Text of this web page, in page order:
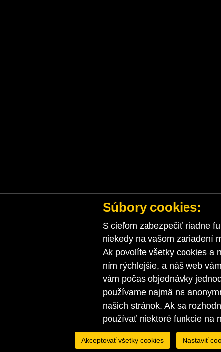
Súbory cookies:
S cieľom zabezpečiť riadne
niekedy na vašom zariadení
Ak povolíte všetky cookies a
ním rýchlejšie, a náš web
vám počas objednávky
používame najmä na
našich stránok. Ak sa
používať niektoré funkcie na
Akceptovať všetky cookies Nastaviť